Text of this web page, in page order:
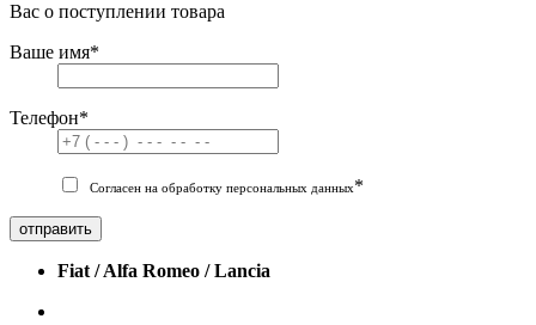
Вас о поступлении товара
Ваше имя*
Телефон*
Согласен на обработку персональных данных*
отправить
Fiat / Alfa Romeo / Lancia